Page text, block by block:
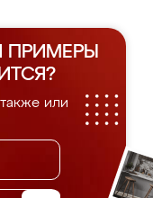
ПРИМЕРЫ
или